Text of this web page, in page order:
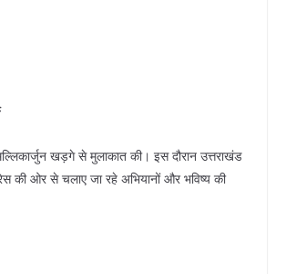
खड़गे से मुलाकात की। इस दौरान उत्तराखंड
की ओर से चलाए जा रहे अभियानों और भविष्य की